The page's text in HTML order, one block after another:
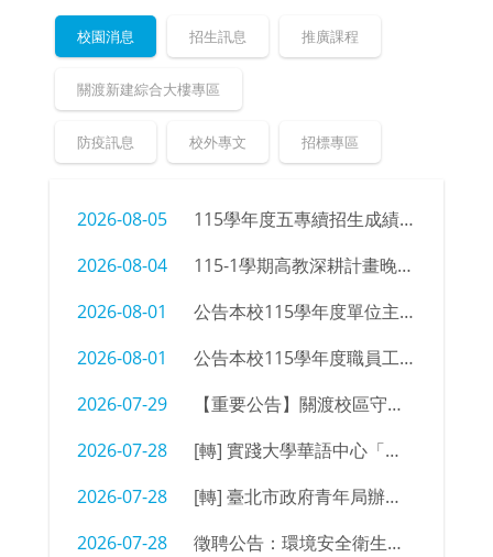
校園消息 招生訊息 推廣課程
關渡新建綜合大樓專區
防疫訊息 校外專文 招標專區
2026-08-05
115學年度五專續招生成績、榜單公告暨錄取新生報到注意事項
2026-08-04
115-1學期高教深耕計畫晚自習同學參加意願調查
2026-08-01
公告本校115學年度單位主管及行政支援名單
2026-08-01
公告本校115學年度職員工職務異動
2026-07-29
【重要公告】關渡校區守衛室拆除及物品限期清空通知
2026-07-28
[轉] 實踐大學華語中心「菁英語伴計畫」招募海報
2026-07-28
[轉] 臺北市政府青年局辦理「2026臺北青年外交學堂」簡章及海報
2026-07-28
徵聘公告：環境安全衛生組 辦事員/技佐